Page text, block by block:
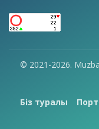
© 2021-2026.
Біз туралы